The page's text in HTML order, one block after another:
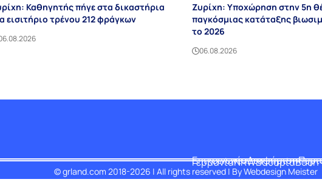
Καθηγητής πήγε στα δικαστήρια
εισιτήριο τρένου 212 φράγκων
Ζυρίχη: Υποχώρηση στην 5η
παγκόσμιας κατάταξης
το 2026
06.08.2026
ΓερμανίαNRWΒαυαρία
ΕπικοινωνίαΔιαφήμιση
© grland.com 2018-2026 | All rights reserved | ByWebdesign Meister